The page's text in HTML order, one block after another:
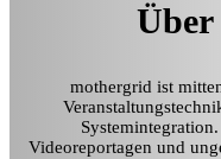
mothergrid ist
Videoreportagen und